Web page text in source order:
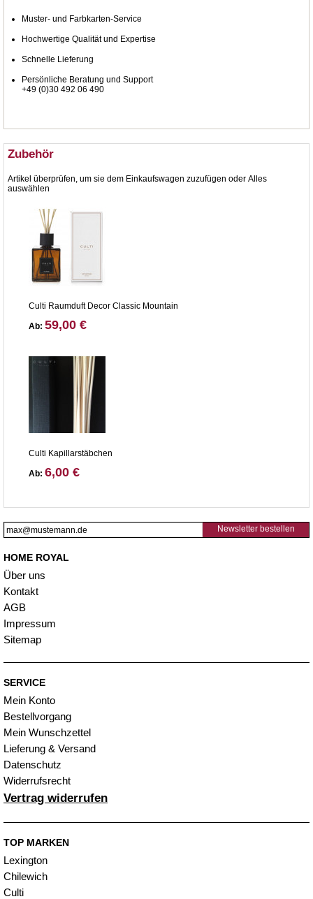
Muster- und Farbkarten-Service
Hochwertige Qualität und Expertise
Schnelle Lieferung
Persönliche Beratung und Support
+49 (0)30 492 06 490
Zubehör
Artikel überprüfen, um sie dem Einkaufswagen zuzufügen oder Alles
auswählen
Culti Raumduft Decor Classic Mountain
Ab: 59,00 €
Culti Kapillarstäbchen
Ab: 6,00 €
Newsletter bestellen
HOME ROYAL
Über uns
Kontakt
AGB
Impressum
Sitemap
SERVICE
Mein Konto
Bestellvorgang
Mein Wunschzettel
Lieferung & Versand
Datenschutz
Widerrufsrecht
Vertrag widerrufen
TOP MARKEN
Lexington
Chilewich
Culti